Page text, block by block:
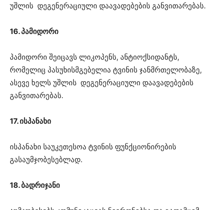
უშლის დეგენერაციული დაავადებების განვითარებას.
16. პამიდორი
პამიდორი შეიცავს ლიკოპენს, ანტიოქსიდანტს,
რომელიც პასუხისმგებელია ტვინის ჯანმრთელობაზე,
ასევე ხელს უშლის დეგენერაციული დაავადებების
განვითარებას.
17. ისპანახი
ისპანახი საუკეთესოა ტვინის ფუნქციონირების
გასაუმჯობესებლად.
18. ბადრიჯანი